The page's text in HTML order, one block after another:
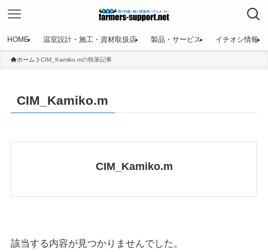
HOME 温室設計・施工・資材取扱店 製品・サービス イチオシ情報
ホーム CIM_Kamiko.mの執筆記事
CIM_Kamiko.m
CIM_Kamiko.m
該当する内容が見つかりませんでした。